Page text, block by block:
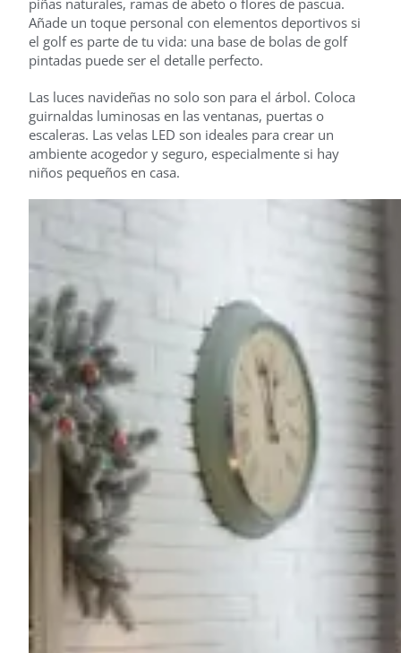
piñas naturales, ramas de abeto o flores de pascua.
Añade un toque personal con elementos deportivos si
el golf es parte de tu vida: una base de bolas de golf
pintadas puede ser el detalle perfecto.
Las luces navideñas no solo son para el árbol. Coloca
guirnaldas luminosas en las ventanas, puertas o
escaleras. Las velas LED son ideales para crear un
ambiente acogedor y seguro, especialmente si hay
niños pequeños en casa.